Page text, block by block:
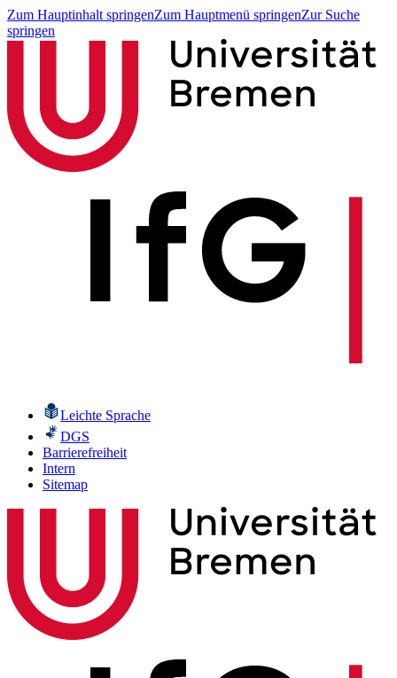
Zum Hauptinhalt springenZum Hauptmenü springenZur Suche
springen
Leichte Sprache
DGS
Barrierefreiheit
Intern
Sitemap